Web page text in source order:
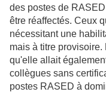
des postes de
être réaffectés. Ceux
nécessitant une
mais à titre
qu'elle allait
collègues sans
postes RASED à